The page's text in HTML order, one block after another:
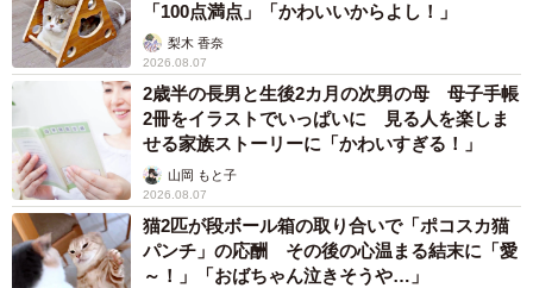
「100点満点」「かわいいからよし！」
梨木 香奈
2026.08.07
2歳半の長男と生後2カ月の次男の母 母子手帳
2冊をイラストでいっぱいに 見る人を楽しま
せる家族ストーリーに「かわいすぎる！」
山岡 もと子
2026.08.07
猫2匹が段ボール箱の取り合いで「ポコスカ猫
パンチ」の応酬 その後の心温まる結末に「愛
～！」「おばちゃん泣きそうや…」